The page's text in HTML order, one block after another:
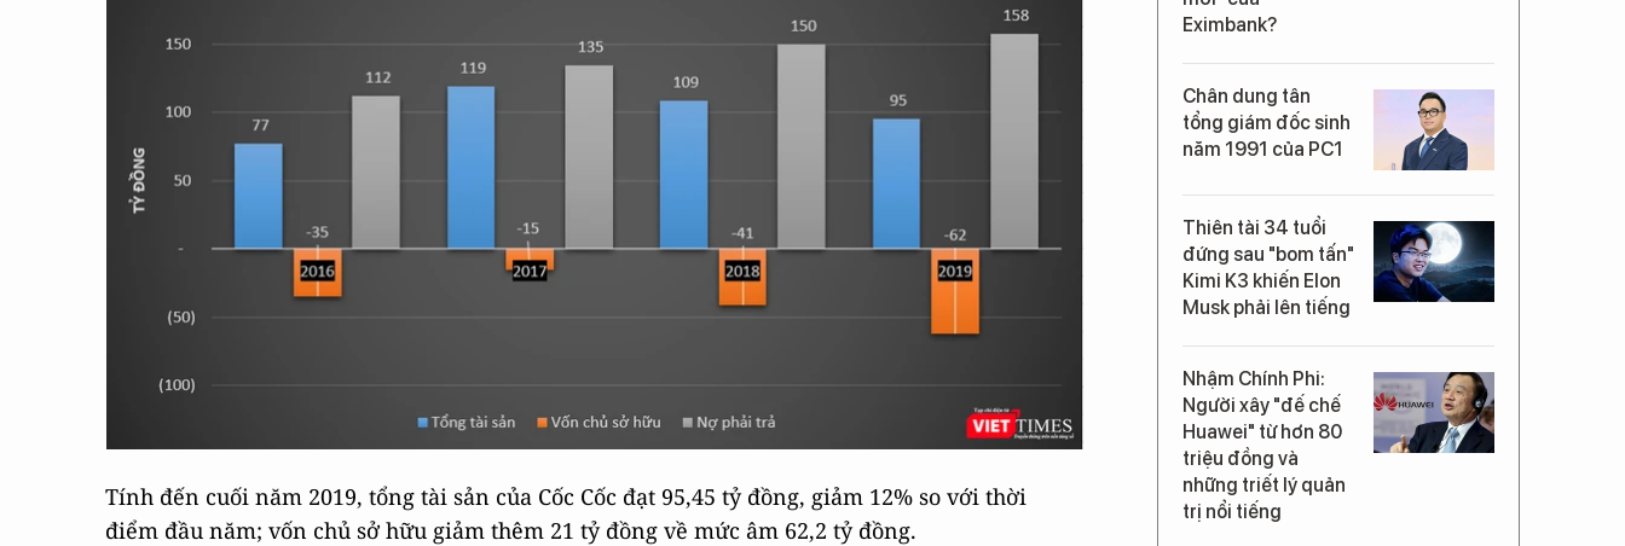
Tính đến cuối năm 2019, tổng tài sản của Cốc Cốc đạt 95,45 tỷ đồng, giảm 12% so với thời
điểm đầu năm; vốn chủ sở hữu giảm thêm 21 tỷ đồng về mức âm 62,2 tỷ đồng.
Eximbank?
Chân dung tân
tổng giám đốc sinh
năm 1991 của PC1
Thiên tài 34 tuổi
đứng sau "bom tấn"
Kimi K3 khiến Elon
Musk phải lên tiếng
Nhậm Chính Phi:
Người xây "đế chế
Huawei" từ hơn 80
triệu đồng và
những triết lý quản
trị nổi tiếng